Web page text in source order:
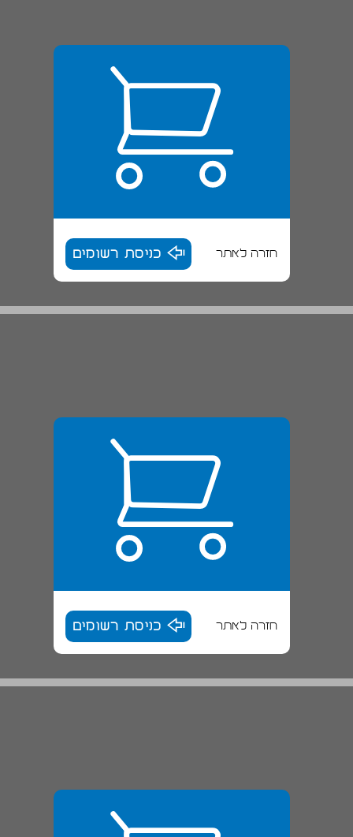
חזרה לאתר כניסת רשומים
חזרה לאתר כניסת רשומים
בית־ספר היובל‚ אילת ... 26